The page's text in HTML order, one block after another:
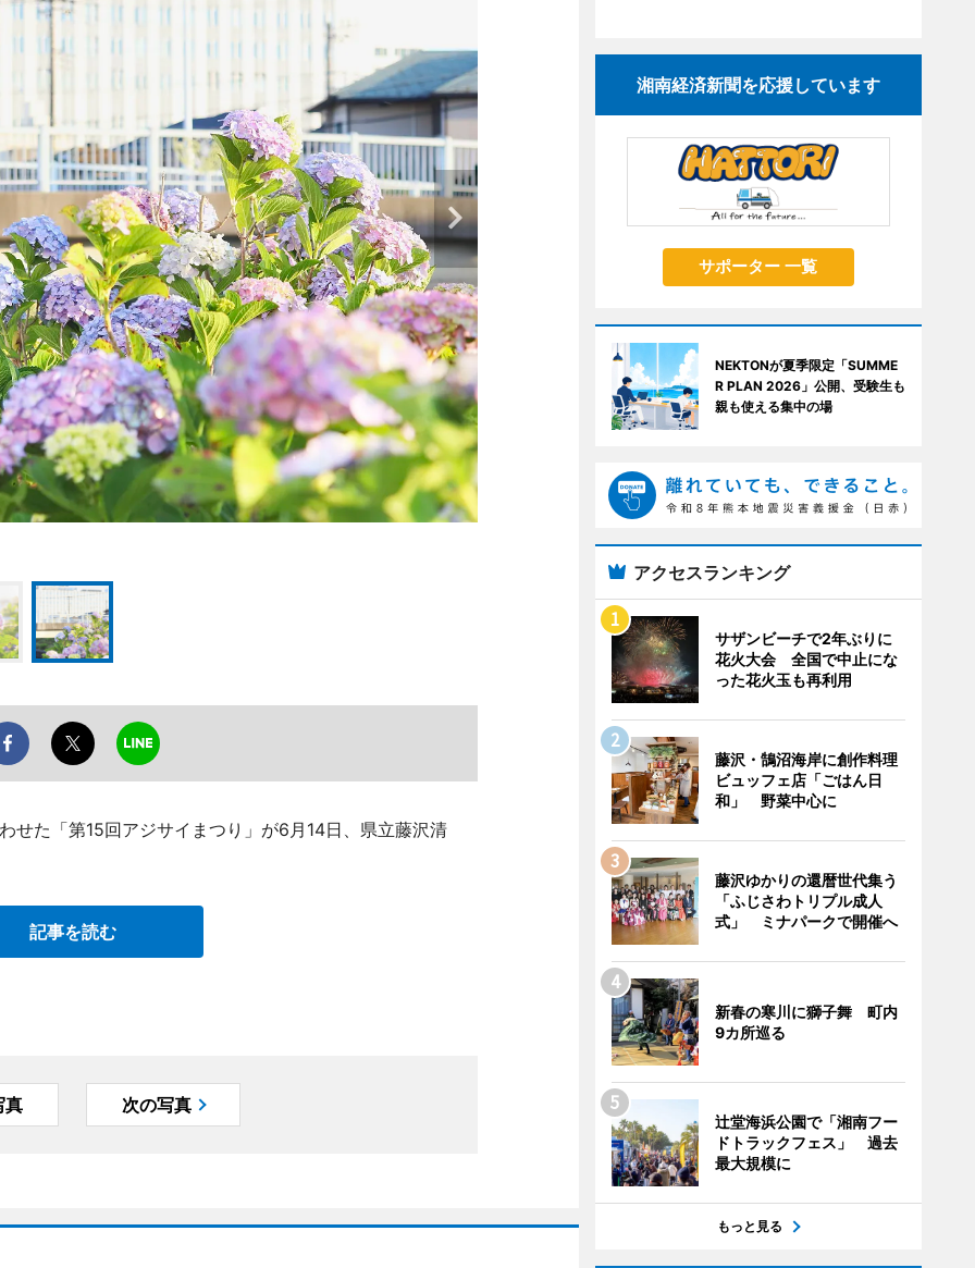
せた「第15回アジサイまつり」が6月14日、県立藤沢清
記事を読む
真 次の写真
湘南経済新聞を応援しています
サポーター 一覧
NEKTONが夏季限定「SUMME
R PLAN 2026」公開、受験生も
親も使える集中の場
アクセスランキング
サザンビーチで2年ぶりに
花火大会 全国で中止にな
った花火玉も再利用
藤沢・鵠沼海岸に創作料理
ビュッフェ店「ごはん日
和」 野菜中心に
藤沢ゆかりの還暦世代集う
「ふじさわトリプル成人
式」 ミナパークで開催へ
新春の寒川に獅子舞 町内
9カ所巡る
辻堂海浜公園で「湘南フー
ドトラックフェス」 過去
最大規模に
もっと見る